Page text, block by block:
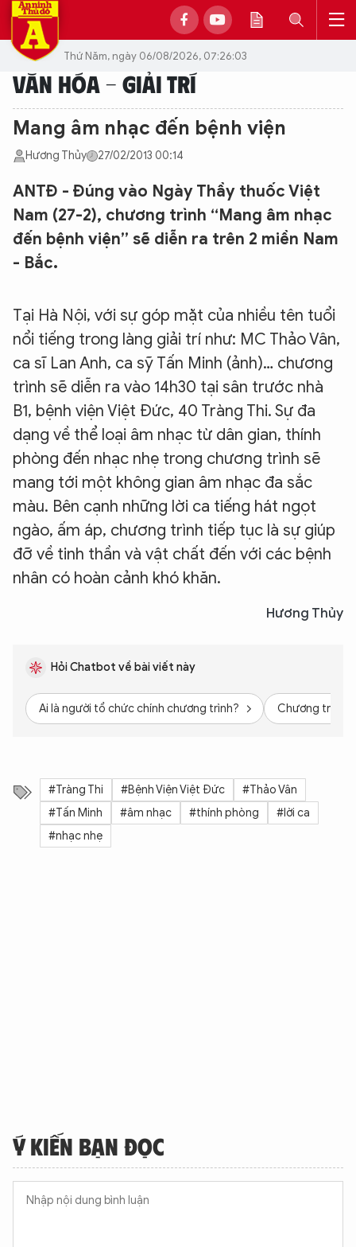
Thứ Năm, ngày 06/08/2026, 07:26:03
VĂN HÓA - GIẢI TRÍ
Mang âm nhạc đến bệnh viện
Hương Thủy 27/02/2013 00:14
ANTĐ - Đúng vào Ngày Thầy thuốc Việt
Nam (27-2), chương trình “Mang âm nhạc
đến bệnh viện” sẽ diễn ra trên 2 miền Nam
- Bắc.
Tại Hà Nội, với sự góp mặt của nhiều tên tuổi
nổi tiếng trong làng giải trí như: MC Thảo Vân,
ca sĩ Lan Anh, ca sỹ Tấn Minh (ảnh)… chương
trình sẽ diễn ra vào 14h30 tại sân trước nhà
B1, bệnh viện Việt Đức, 40 Tràng Thi. Sự đa
dạng về thể loại âm nhạc từ dân gian, thính
phòng đến nhạc nhẹ trong chương trình sẽ
mang tới một không gian âm nhạc đa sắc
màu. Bên cạnh những lời ca tiếng hát ngọt
ngào, ấm áp, chương trình tiếp tục là sự giúp
đỡ về tinh thần và vật chất đến với các bệnh
nhân có hoàn cảnh khó khăn.
Hương Thủy
Hỏi Chatbot về bài viết này
Ai là người tổ chức chính chương trình? Chương trình
#Tràng Thi #Bệnh Viện Việt Đức
#Thảo Vân
#Tấn Minh
#âm nhạc #thính phòng
#lời ca
#nhạc nhẹ
Ý KIẾN BẠN ĐỌC